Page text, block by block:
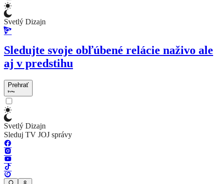
Svetlý Dizajn
Sledujte svoje obľúbené relácie naživo ale
aj v predstihu
Prehrať
Svetlý Dizajn
Sleduj TV JOJ správy